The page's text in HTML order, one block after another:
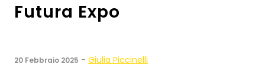
Futura Expo
20 Febbraio 2025 - Giulia Piccinelli